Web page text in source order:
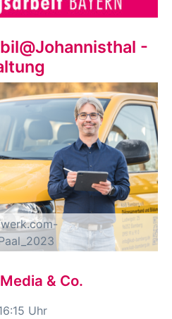
-
& Co.
Uhr